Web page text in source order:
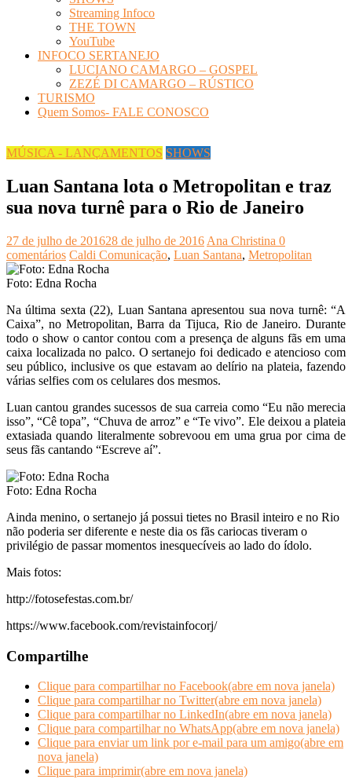
Streaming Infoco
THE TOWN
YouTube
INFOCO SERTANEJO
LUCIANO CAMARGO – GOSPEL
ZEZÉ DI CAMARGO – RÚSTICO
TURISMO
Quem Somos- FALE CONOSCO
MÚSICA - LANÇAMENTOS SHOWS
Luan Santana lota o Metropolitan e traz
sua nova turnê para o Rio de Janeiro
27 de julho de 201628 de julho de 2016 Ana Christina 0
comentários Caldi Comunicação, Luan Santana, Metropolitan
Foto: Edna Rocha
Na última sexta (22), Luan Santana apresentou sua nova turnê: “A
Caixa”, no Metropolitan, Barra da Tijuca, Rio de Janeiro. Durante
todo o show o cantor contou com a presença de alguns fãs em uma
caixa localizada no palco. O sertanejo foi dedicado e atencioso com
seu público, inclusive os que estavam ao delírio na plateia, fazendo
várias selfies com os celulares dos mesmos.
Luan cantou grandes sucessos de sua carreia como “Eu não merecia
isso”, “Cê topa”, “Chuva de arroz” e “Te vivo”. Ele deixou a plateia
extasiada quando literalmente sobrevoou em uma grua por cima de
seus fãs cantando “Escreve aí”.
Foto: Edna Rocha
Ainda menino, o sertanejo já possui tietes no Brasil inteiro e no Rio
não poderia ser diferente e neste dia os fãs cariocas tiveram o
privilégio de passar momentos inesquecíveis ao lado do ídolo.
Mais fotos:
http://fotosefestas.com.br/
https://www.facebook.com/revistainfocorj/
Compartilhe
Clique para compartilhar no Facebook(abre em nova janela)
Clique para compartilhar no Twitter(abre em nova janela)
Clique para compartilhar no LinkedIn(abre em nova janela)
Clique para compartilhar no WhatsApp(abre em nova janela)
Clique para enviar um link por e-mail para um amigo(abre em
nova janela)
Clique para imprimir(abre em nova janela)